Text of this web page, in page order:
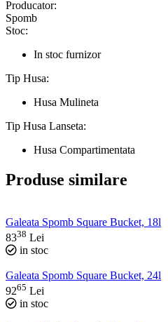
Producator:
Spomb
Stoc:
In stoc furnizor
Tip Husa:
Husa Mulineta
Tip Husa Lanseta:
Husa Compartimentata
Produse similare
Galeata Spomb Square Bucket, 18l
8338 Lei
in stoc
Galeata Spomb Square Bucket, 24l
9265 Lei
in stoc